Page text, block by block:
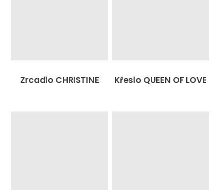
Zrcadlo CHRISTINE Křeslo QUEEN OF LOVE